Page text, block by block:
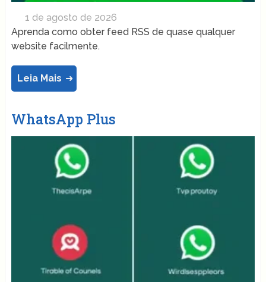
1 de agosto de 2026
Aprenda como obter feed RSS de quase qualquer
website facilmente.
Leia Mais
WhatsApp Plus